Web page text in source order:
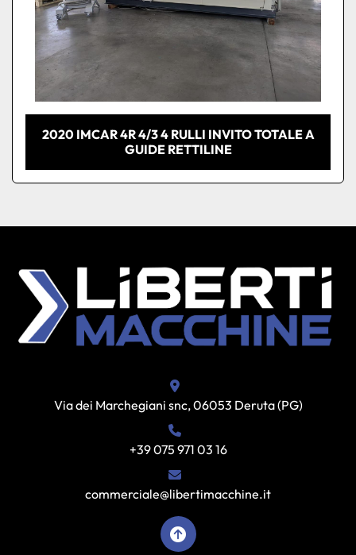
2020 IMCAR 4R 4/3 4 RULLI INVITO TOTALE A
GUIDE RETTILINE
Via dei Marchegiani snc, 06053 Deruta (PG)
+39 075 971 03 16
commerciale@libertimacchine.it